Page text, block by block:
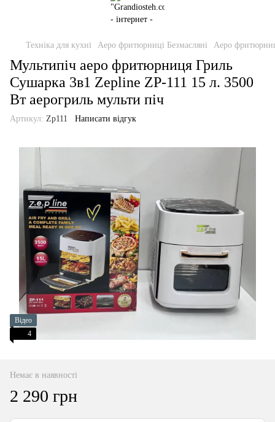
Техніка для кухні Аеро фритюрниці Безмасляні Аеро
Мультипіч аеро фритюрниця Гриль
Сушарка 3в1 Zepline ZP-111 15 л. 3500
Вт аерогриль мульти піч
Артикул: Zp111 Написати відгук
Відео
4
Немає в наявності
2 290 грн